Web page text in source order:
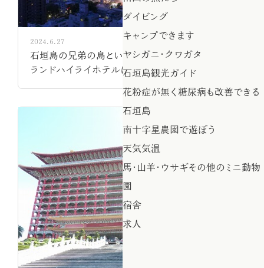
2024.6.27
石垣島の兄弟の島といわれている、台湾。高雄グ
ランドハイライホテルに泊まった。
ダイビング
キャンプできます
ヤシガニ・クワガタ
石垣島観光ガイド
花粉症が無く糖尿病も改善できる
石垣島
南十字星農園で遊ぼう
天気気温
馬・山羊・ウサギその他のミニ動物
園
宿舎
求人